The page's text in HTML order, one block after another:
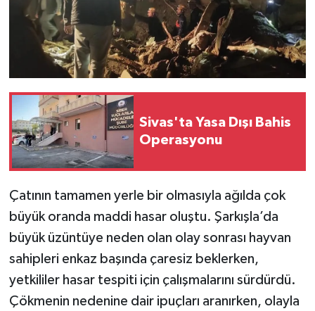
Sivas'ta Yasa Dışı Bahis
Operasyonu
Çatının tamamen yerle bir olmasıyla ağılda çok
büyük oranda maddi hasar oluştu. Şarkışla’da
büyük üzüntüye neden olan olay sonrası hayvan
sahipleri enkaz başında çaresiz beklerken,
yetkililer hasar tespiti için çalışmalarını sürdürdü.
Çökmenin nedenine dair ipuçları aranırken, olayla